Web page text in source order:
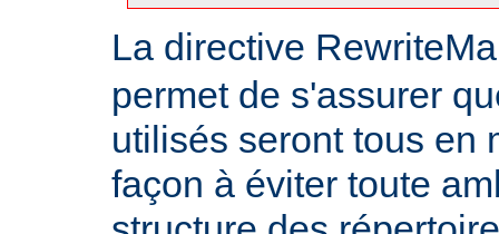
La directive
permet de s'assurer
utilisés seront tous en
façon à éviter toute